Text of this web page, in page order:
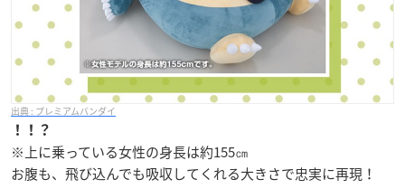
プレミアムバンダイ
！！？
※上に乗っている女性の身長は約155㎝
お腹も、飛び込んでも吸収してくれる大きさで忠実に再現！